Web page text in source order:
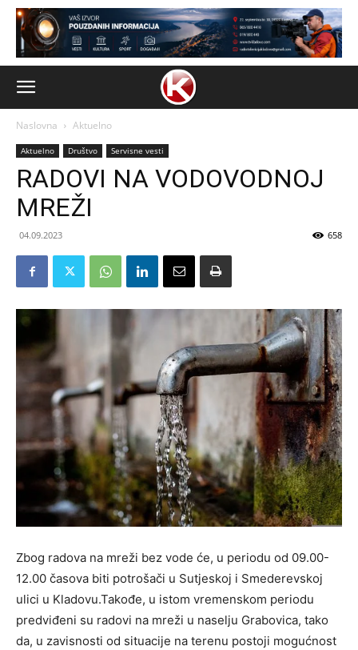
Naslovna Aktuelno
Aktuelno Društvo Servisne vesti
RADOVI NA VODOVODNOJ
MREŽI
04.09.2023 658
Zbog radova na mreži bez vode će, u periodu od 09.00-
12.00 časova biti potrošači u Sutjeskoj i Smederevskoj
ulici u Kladovu.Takođe, u istom vremenskom periodu
predviđeni su radovi na mreži u naselju Grabovica, tako
da, u zavisnosti od situacije na terenu postoji mogućnost